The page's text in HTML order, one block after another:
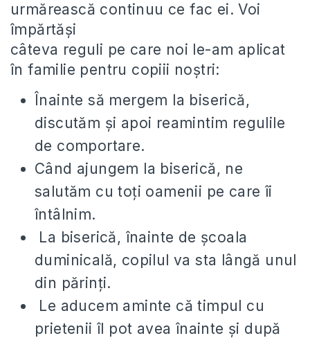
urmărească continuu ce fac ei. Voi
împărtăși
câteva reguli pe care noi le-am aplicat
în familie pentru copiii noștri:
Înainte să mergem la biserică,
discutăm și apoi reamintim regulile
de comportare.
Când ajungem la biserică, ne
salutăm cu toți oamenii pe care îi
întâlnim.
La biserică, înainte de școala
duminicală, copilul va sta lângă unul
din părinți.
Le aducem aminte că timpul cu
prietenii îl pot avea înainte și după